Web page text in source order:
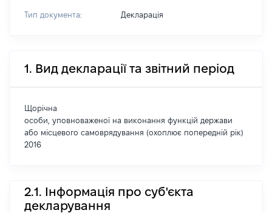
Тип документа: Декларація
1. Вид декларації та звітний період
Щорічна
особи, уповноваженої на виконання функцій держави
або місцевого самоврядування (охоплює попередній рік)
2016
2.1. Інформація про суб'єкта
декларування